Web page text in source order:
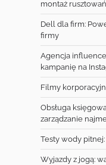
montaż rusztowań
Dell dla firm:
firmy
Agencja
kampanię na
Filmy
Obsługa
zarządzanie
Testy wody
Wyjazdy z jogą: